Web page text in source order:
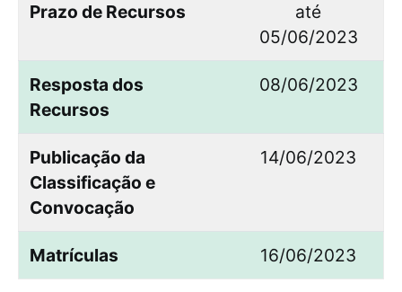
Prazo de Recursos
até
05/06/2023
Resposta dos
Recursos
08/06/2023
Publicação da
Classificação e
Convocação
14/06/2023
Matrículas 16/06/2023